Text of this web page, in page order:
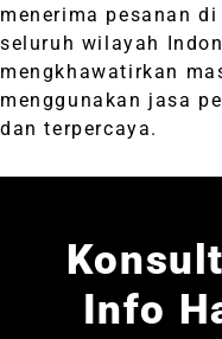
menerima pesanan
seluruh wilayah
mengkhawatirkan
menggunakan jasa
dan terpercaya.
Info